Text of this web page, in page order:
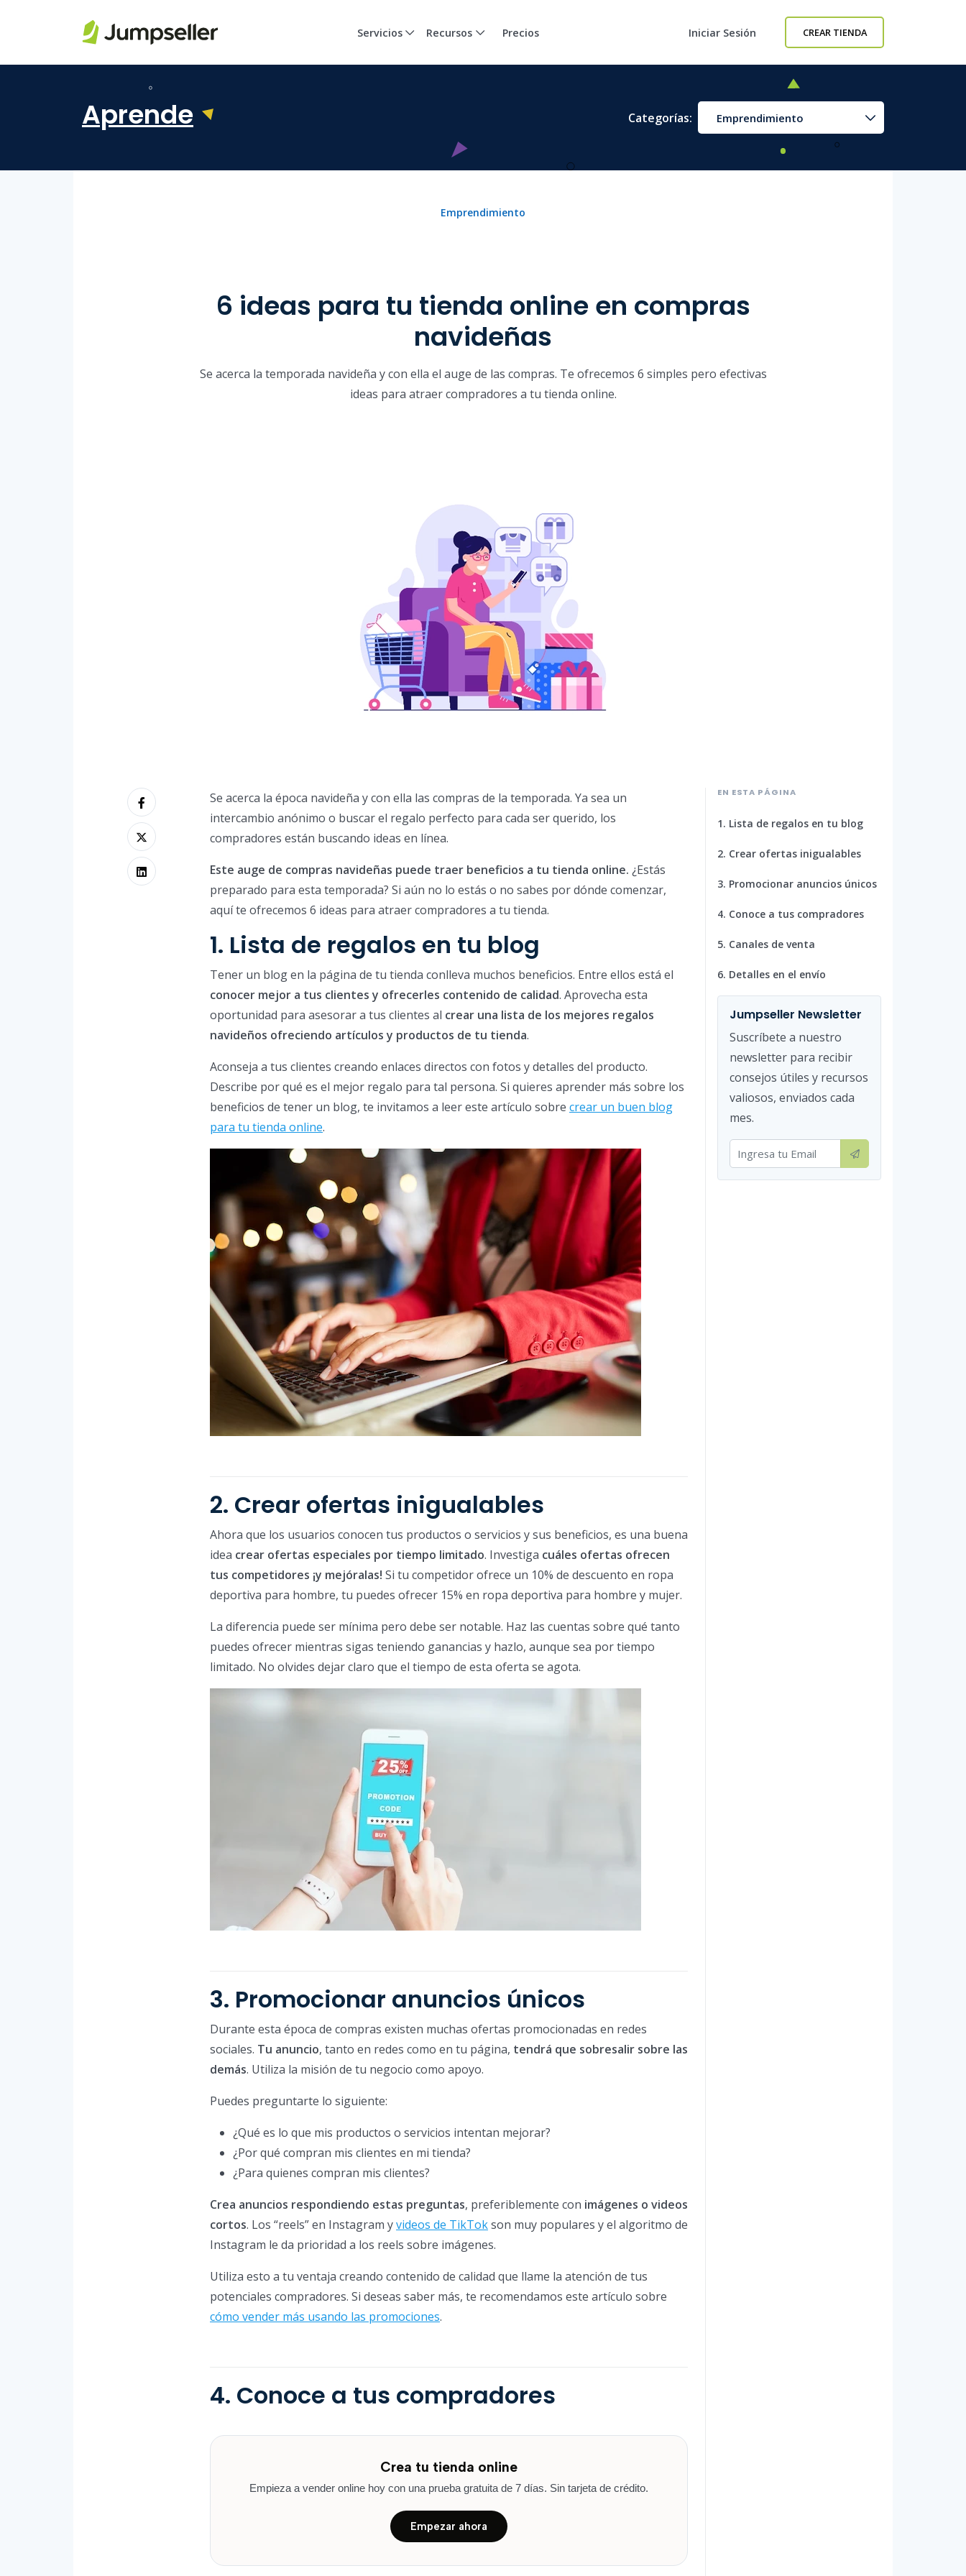
Servicios Recursos Precios Iniciar Sesión CREAR TIENDA
Aprende Categorías: Emprendimiento
Emprendimiento
6 ideas para tu tienda online en compras
navideñas
Se acerca la temporada navideña y con ella el auge de las compras. Te ofrecemos 6 simples pero efectivas
ideas para atraer compradores a tu tienda online.
Se acerca la época navideña y con ella las compras de la temporada. Ya sea un
intercambio anónimo o buscar el regalo perfecto para cada ser querido, los
compradores están buscando ideas en línea.
Este auge de compras navideñas puede traer beneficios a tu tienda online. ¿Estás
preparado para esta temporada? Si aún no lo estás o no sabes por dónde comenzar,
aquí te ofrecemos 6 ideas para atraer compradores a tu tienda.
1. Lista de regalos en tu blog
Tener un blog en la página de tu tienda conlleva muchos beneficios. Entre ellos está el
conocer mejor a tus clientes y ofrecerles contenido de calidad. Aprovecha esta
oportunidad para asesorar a tus clientes al crear una lista de los mejores regalos
navideños ofreciendo artículos y productos de tu tienda.
Aconseja a tus clientes creando enlaces directos con fotos y detalles del producto.
Describe por qué es el mejor regalo para tal persona. Si quieres aprender más sobre los
beneficios de tener un blog, te invitamos a leer este artículo sobre crear un buen blog
para tu tienda online.
2. Crear ofertas inigualables
Ahora que los usuarios conocen tus productos o servicios y sus beneficios, es una buena
idea crear ofertas especiales por tiempo limitado. Investiga cuáles ofertas ofrecen
tus competidores ¡y mejóralas! Si tu competidor ofrece un 10% de descuento en ropa
deportiva para hombre, tu puedes ofrecer 15% en ropa deportiva para hombre y mujer.
La diferencia puede ser mínima pero debe ser notable. Haz las cuentas sobre qué tanto
puedes ofrecer mientras sigas teniendo ganancias y hazlo, aunque sea por tiempo
limitado. No olvides dejar claro que el tiempo de esta oferta se agota.
3. Promocionar anuncios únicos
Durante esta época de compras existen muchas ofertas promocionadas en redes
sociales. Tu anuncio, tanto en redes como en tu página, tendrá que sobresalir sobre las
demás. Utiliza la misión de tu negocio como apoyo.
Puedes preguntarte lo siguiente:
¿Qué es lo que mis productos o servicios intentan mejorar?
¿Por qué compran mis clientes en mi tienda?
¿Para quienes compran mis clientes?
Crea anuncios respondiendo estas preguntas, preferiblemente con imágenes o videos
cortos. Los “reels” en Instagram yvideos de TikTokson muy populares y el algoritmo de
Instagram le da prioridad a los reels sobre imágenes.
Utiliza esto a tu ventaja creando contenido de calidad que llame la atención de tus
potenciales compradores. Si deseas saber más, te recomendamos este artículo sobre
cómo vender más usando las promociones.
4. Conoce a tus compradores
Crea tu tienda online
Empieza a vender online hoy con una prueba gratuita de 7 días. Sin tarjeta de crédito.
Empezar ahora
EN ESTA PÁGINA
1. Lista de regalos en tu blog
2. Crear ofertas inigualables
3. Promocionar anuncios únicos
4. Conoce a tus compradores
5. Canales de venta
6. Detalles en el envío
Jumpseller Newsletter
Suscríbete a nuestro
newsletter para recibir
consejos útiles y recursos
valiosos, enviados cada
mes.